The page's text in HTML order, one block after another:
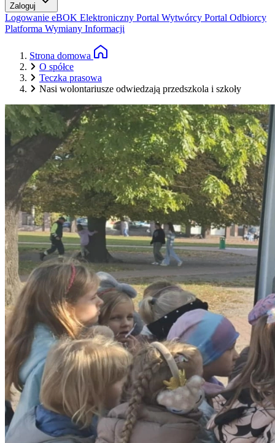
Zaloguj
Logowanie eBOK Elektroniczny Portal Wytwórcy Portal Odbiorcy
Platforma Wymiany Informacji
Strona domowa
O spółce
Teczka prasowa
Nasi wolontariusze odwiedzają przedszkola i szkoły